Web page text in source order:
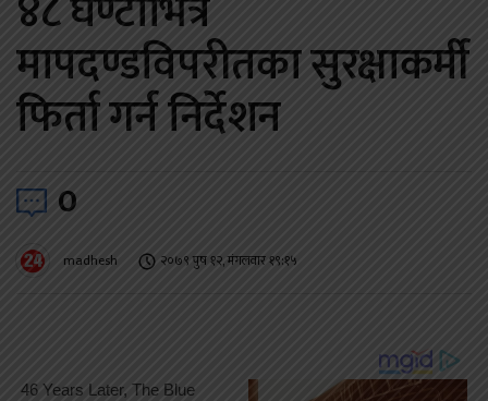
मापदण्डविपरीतका सुरक्षाकर्मी
फिर्ता गर्न निर्देशन
0
madhesh २०७९ पुष १२, मंगलवार १९:१५